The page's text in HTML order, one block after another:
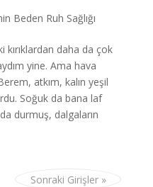
Beden Ruh Sağlığı
kırıklardan daha da çok
yine. Ama hava
atkım, kalın yeşil
Soğuk da bana laf
durmuş, dalgaların
Sonraki Girişler »